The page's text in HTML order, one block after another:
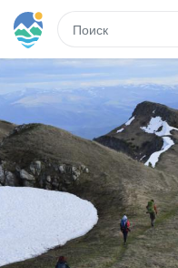
Развлечения